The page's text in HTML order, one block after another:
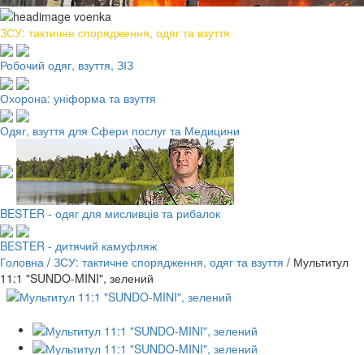
ЗСУ: тактичне спорядження, одяг та взуття
Робочий одяг, взуття, ЗІЗ
Охорона: уніформа та взуття
Одяг, взуття для Сфери послуг та Медицини
BESTER - одяг для мисливців та рибалок
BESTER - дитячий камуфляж
Головна / ЗСУ: тактичне спорядження, одяг та взуття / Мультитул
11:1 "SUNDO-MINI", зелений